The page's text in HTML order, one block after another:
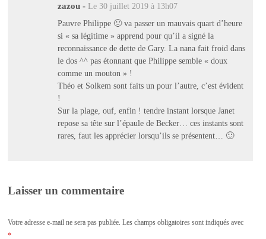
zazou - Le 30 juillet 2019 à 13h07
Pauvre Philippe 🙁 va passer un mauvais quart d’heure
si « sa légitime » apprend pour qu’il a signé la
reconnaissance de dette de Gary. La nana fait froid dans
le dos ^^ pas étonnant que Philippe semble « doux
comme un mouton » !
Théo et Solkem sont faits un pour l’autre, c’est évident
!
Sur la plage, ouf, enfin ! tendre instant lorsque Janet
repose sa tête sur l’épaule de Becker… ces instants sont
rares, faut les apprécier lorsqu’ils se présentent… 🙂
Laisser un commentaire
Votre adresse e-mail ne sera pas publiée. Les champs obligatoires sont indiqués avec
*